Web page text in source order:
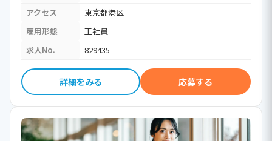
アクセス
東京都港区
雇用形態
正社員
求人No.
829435
詳細をみる 応募する